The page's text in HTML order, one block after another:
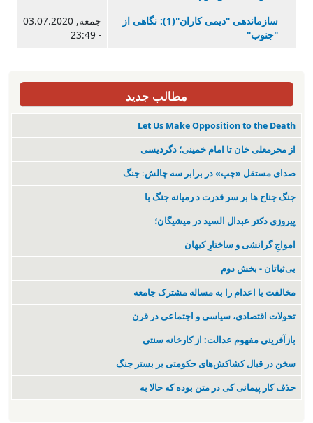
سازماندهی "دیمی کاران"(1): نگاهی از
"جنوب"
جمعه, 03.07.2020
مطالب جدید
Let Us Make Opposition to the Death
از محرمعلی خان تا امام خمینی؛ دگردیسی
صدای مستقل «چپ» در برابر سه چالش: جنگ
جنگ جناح ها بر سر قدرت د رمیانە جنگ با
پیروزی دکتر عبدال السید در میشیگان؛
‌امواجِ گرانشی و ساختارِ کیهان
بی‌ثباتان - بخش دوم
مخالفت با اعدام را به مساله مشترک جامعه
تحولات اقتصادی، سیاسی و اجتماعی در قرن
بازآفرینی مفهوم عدالت: از کارخانه سنتی
سخن در قبال کشاکش‌های حکومتی بر بستر جنگ
حذف کار پیمانی کی در متن بودە کە حالا بە